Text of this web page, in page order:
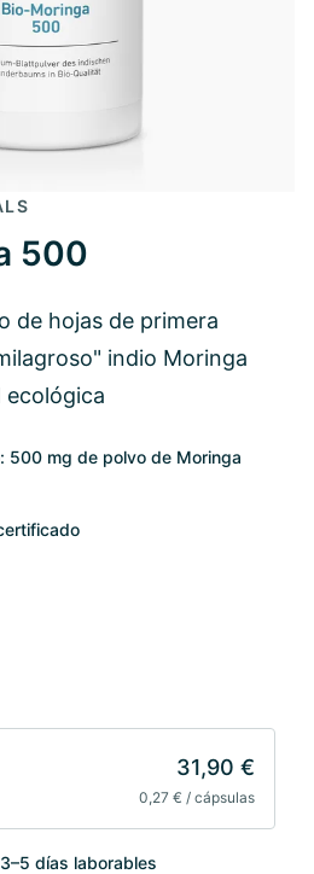
500
de hojas de primera
indio Moringa
ecológica
500 mg de polvo de Moringa
31,90 €
0,27 € / cápsulas
días laborables